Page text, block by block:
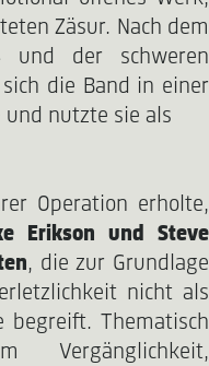
Zäsur. Nach dem
und der schweren
die Band in einer
und nutzte sie als
Operation erholte,
Erikson und Steve
, die zur Grundlage
nicht als
begreift. Thematisch